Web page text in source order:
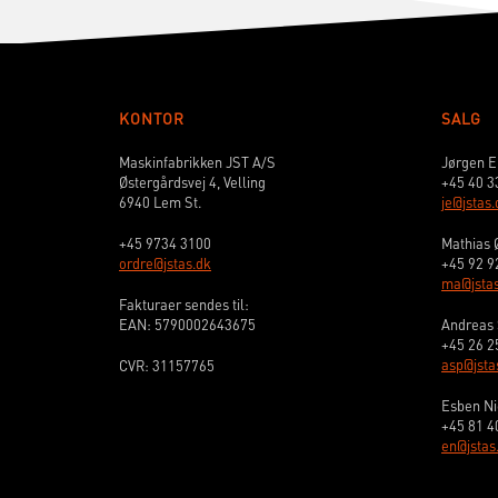
KONTOR
Maskinfabrikken JST A/S
Østergårdsvej 4, Velling
6940 Lem St.
+45 9734 3100
ordre@jstas.dk
Fakturaer sendes til:
EAN: 5790002643675
CVR: 31157765
SALG
Jørgen
+45 40
Mathias
+45 92
+45 26
Esben
+45 81